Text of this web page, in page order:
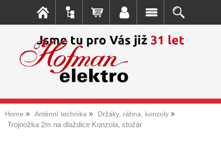
Home Anténní technika Držáky, ráhna, konzoly
Trojnožka 2m na dlaždice Konzola, stožár